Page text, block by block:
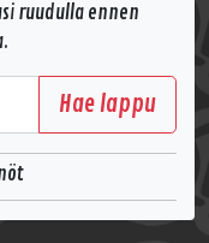
ruudulla ennen
Hae lappu